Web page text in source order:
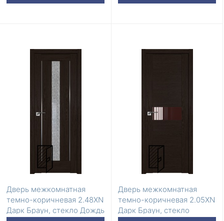
Дверь межкомнатная
темно-коричневая 2.48XN
Дарк Браун, стекло Дождь
Дверь межкомнатная
темно-коричневая 2.05ХN
Дарк Браун, стекло